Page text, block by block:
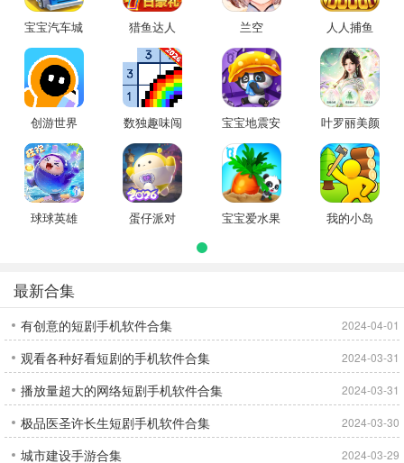
宝宝汽车城
市
猎鱼达人 兰空 人人捕鱼
创游世界
数独趣味闯
关
宝宝地震安
全3
叶罗丽美颜
公主
球球英雄 蛋仔派对
宝宝爱水果
我的小岛
最新合集
有创意的短剧手机软件合集 2024-04-01
观看各种好看短剧的手机软件合集 2024-03-31
播放量超大的网络短剧手机软件合集 2024-03-31
极品医圣许长生短剧手机软件合集 2024-03-30
城市建设手游合集 2024-03-29